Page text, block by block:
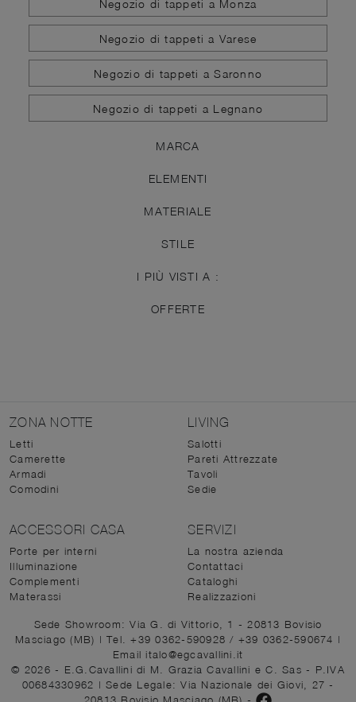
Negozio di tappeti a Monza
Negozio di tappeti a Varese
Negozio di tappeti a Saronno
Negozio di tappeti a Legnano
MARCA
ELEMENTI
MATERIALE
STILE
I PIÙ VISTI A :
OFFERTE
ZONA NOTTE
Letti
Camerette
Armadi
Comodini
LIVING
Salotti
Pareti Attrezzate
Tavoli
Sedie
ACCESSORI CASA
Porte per interni
Illuminazione
Complementi
Materassi
SERVIZI
La nostra azienda
Contattaci
Cataloghi
Realizzazioni
Sede Showroom: Via G. di Vittorio, 1 - 20813 Bovisio
Masciago (MB) | Tel. +39 0362-590928/ +39 0362-590674 |
Email italo@egcavallini.it
© 2026 - E.G.Cavallini di M. Grazia Cavallini e C. Sas - P.IVA
00684330962 | Sede Legale: Via Nazionale dei Giovi, 27 -